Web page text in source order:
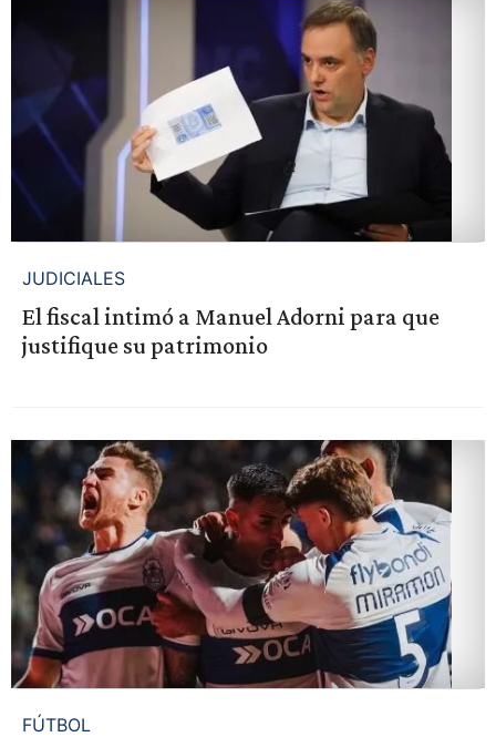
JUDICIALES
El fiscal intimó a Manuel Adorni para que
justifique su patrimonio
FÚTBOL